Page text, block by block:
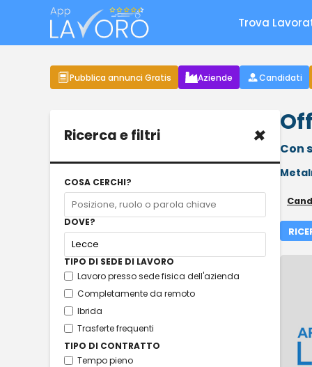
Trova
Pubblica annunci Gratis Aziende Candidati
Ricerca e filtri ×
COSA CERCHI?
DOVE?
TIPO DI SEDE DI LAVORO
Lavoro presso sede fisica dell'azienda
Completamente da remoto
Ibrida
Trasferte frequenti
TIPO DI CONTRATTO
Tempo pieno
Con